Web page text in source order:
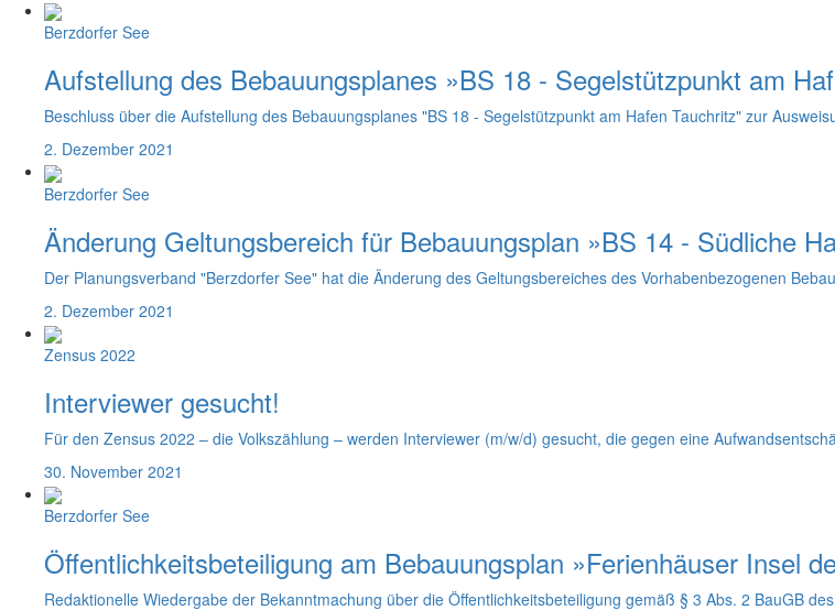
Berzdorfer See
Aufstellung des Bebauungsplanes »BS 18 - Segelstützpunkt am
Beschluss über die Aufstellung des Bebauungsplanes "BS 18 - Segelstützpunkt am Hafen Tauchritz" zur
2. Dezember 2021
Berzdorfer See
Änderung Geltungsbereich für Bebauungsplan »BS 14 - Südliche
Der Planungsverband "Berzdorfer See" hat die Änderung des Geltungsbereiches des Vorhabenbezogenen
2. Dezember 2021
Zensus 2022
Interviewer gesucht!
Für den Zensus 2022 – die Volkszählung – werden Interviewer (m/w/d) gesucht, die gegen eine
30. November 2021
Berzdorfer See
Öffentlichkeitsbeteiligung am Bebauungsplan »Ferienhäuser Insel
Redaktionelle Wiedergabe der Bekanntmachung über die Öffentlichkeitsbeteiligung gemäß § 3 Abs. 2 BauGB